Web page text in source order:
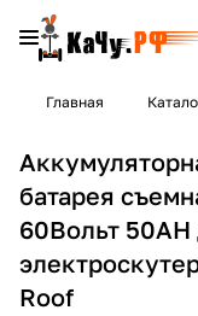
Главная
батарея
60Вольт 50AH
Roof